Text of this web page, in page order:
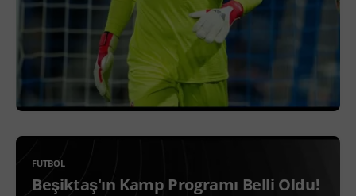
FUTBOL
Beşiktaş'ın Kamp Programı Belli Oldu!